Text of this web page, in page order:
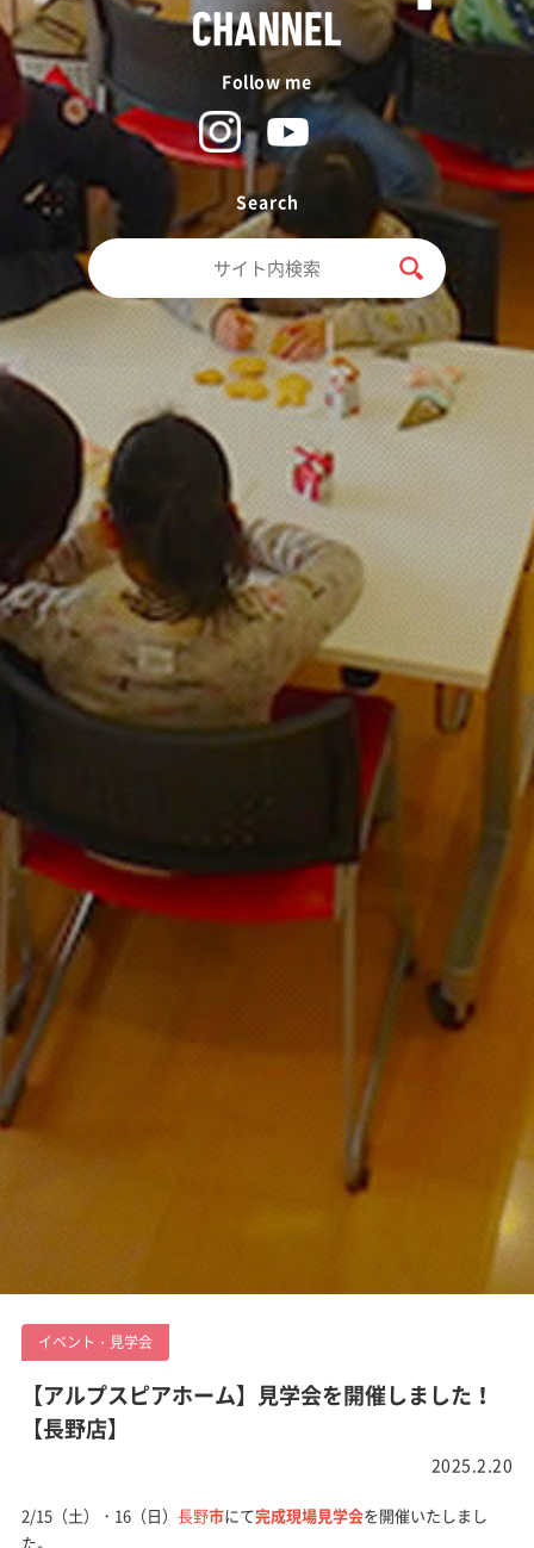
Follow me
Search
イベント・見学会
【アルプスピアホーム】見学会を開催しました！
【長野店】
2025.2.20
2/15（土）・16（日） 長野市にて完成現場見学会を開催いたしまし
た。